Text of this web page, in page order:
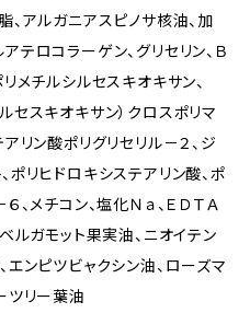
、アルガニアスピノサ核油、加
テロコラーゲン、グリセリン、Ｂ
メチルシルセスキオキサン、
セスキオキサン）クロスポリマ
リン酸ポリグリセリル－２、ジ
ポリヒドロキシステアリン酸、ポ
、メチコン、塩化Ｎａ、ＥＤＴＡ
ルガモット果実油、ニオイテン
エンピツビャクシン油、ローズマ
ツリー葉油